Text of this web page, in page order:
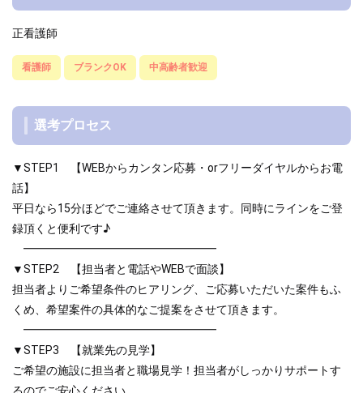
正看護師
看護師 ブランクOK 中高齢者歓迎
選考プロセス
▼STEP1 【WEBからカンタン応募・orフリーダイヤルからお電
話】
平日なら15分ほどでご連絡させて頂きます。同時にラインをご登
録頂くと便利です♪
━━━━━━━━━━━━━━━━━
▼STEP2 【担当者と電話やWEBで面談】
担当者よりご希望条件のヒアリング、ご応募いただいた案件もふ
くめ、希望案件の具体的なご提案をさせて頂きます。
━━━━━━━━━━━━━━━━━
▼STEP3 【就業先の見学】
ご希望の施設に担当者と職場見学！担当者がしっかりサポートす
るのでご安心ください。